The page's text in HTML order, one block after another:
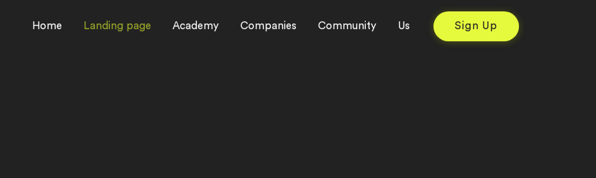
Home Landing page Academy Companies Community Us Sign Up